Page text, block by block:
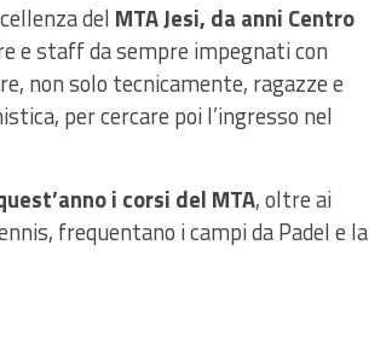
del MTA Jesi, da anni Centro
e staff da sempre impegnati con
non solo tecnicamente, ragazze e
per cercare poi l’ingresso nel
i corsi del MTA, oltre ai
frequentano i campi da Padel e la